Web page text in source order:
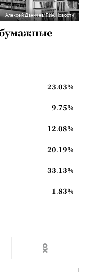
Алексей Даничев/РИА Новости
бумажные
23.03%
9.75%
12.08%
20.19%
33.13%
1.83%